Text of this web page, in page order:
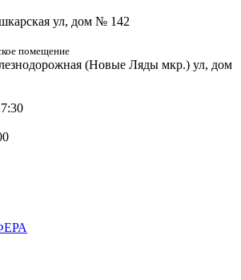
ул, дом № 142
помещение
(Новые Ляды мкр.) ул, дом